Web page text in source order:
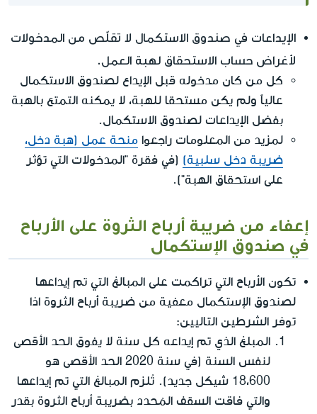
الإيداعات في صندوق الاستكمال لا تقلّص من المدخولات
لأغراض حساب الاستحقاق لهبة العمل.
كل من كان مدخوله قبل الإيداع لصندوق الاستكمال
عالياً ولم يكن مستحقا للهبة، لا يمكنه التمتع بالهبة
بفضل الإيداعات لصندوق الاستكمال.
لمزيد من المعلومات راجعوا منحة عمل (هبة دخل،
ضريبة دخل سلبية) (في فقرة "المدخولات التي تؤثر
على استحقاق الهبة").
إعفاء من ضريبة أرباح الثروة على الأرباح
في صندوق الإستكمال
تكون الأرباح التي تراكمت على المبالغ التي تم إيداعها
لصندوق الإستكمال معفية من ضريبة أرباح الثروة اذا
توفر الشرطين التاليين:
المبلغ الذي تم إيداعه كل سنة لا يفوق الحد الأقصى
لنفس السنة (في سنة 2020 الحد الأقصى هو
18،600 شيكل جديد). تُلزم المبالغ التي تم إيداعها
والتي فاقت السقف المُحدد بضريبة أرباح الثروة بقدر